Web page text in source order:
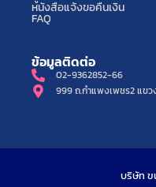
หนังสือแจ้งขอคืนเงิน
FAQ
ข้อมูลติดต่อ
02-9362852-66
999 ถ.กำแพงเพชร2 แข
บริษัท ข